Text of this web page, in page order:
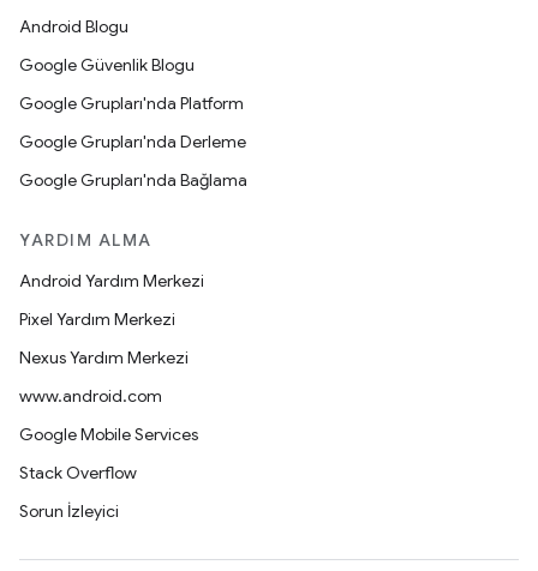
Android Blogu
Google Güvenlik Blogu
Google Grupları'nda Platform
Google Grupları'nda Derleme
Google Grupları'nda Bağlama
YARDIM ALMA
Android Yardım Merkezi
Pixel Yardım Merkezi
Nexus Yardım Merkezi
www.android.com
Google Mobile Services
Stack Overflow
Sorun İzleyici